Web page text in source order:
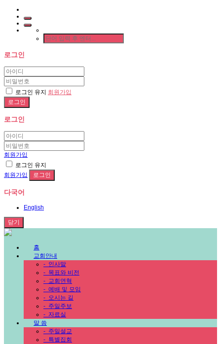
로그인
로그인 유지 회원가입
로그인
회원가입
로그인 유지
회원가입
다국어
English
닫기
홈
교회안내
- 인사말
- 목표와 비전
- 교회연혁
- 예배 및 모임
- 오시는 길
- 주일주보
- 자료실
말 씀
- 주일설교
- 특별집회